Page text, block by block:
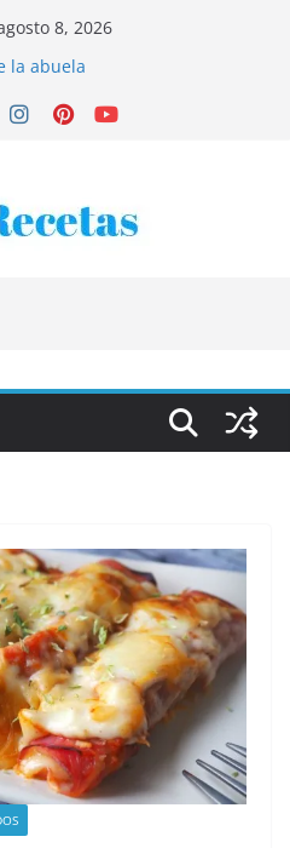
8, 2026
con crema pastelera y
horno